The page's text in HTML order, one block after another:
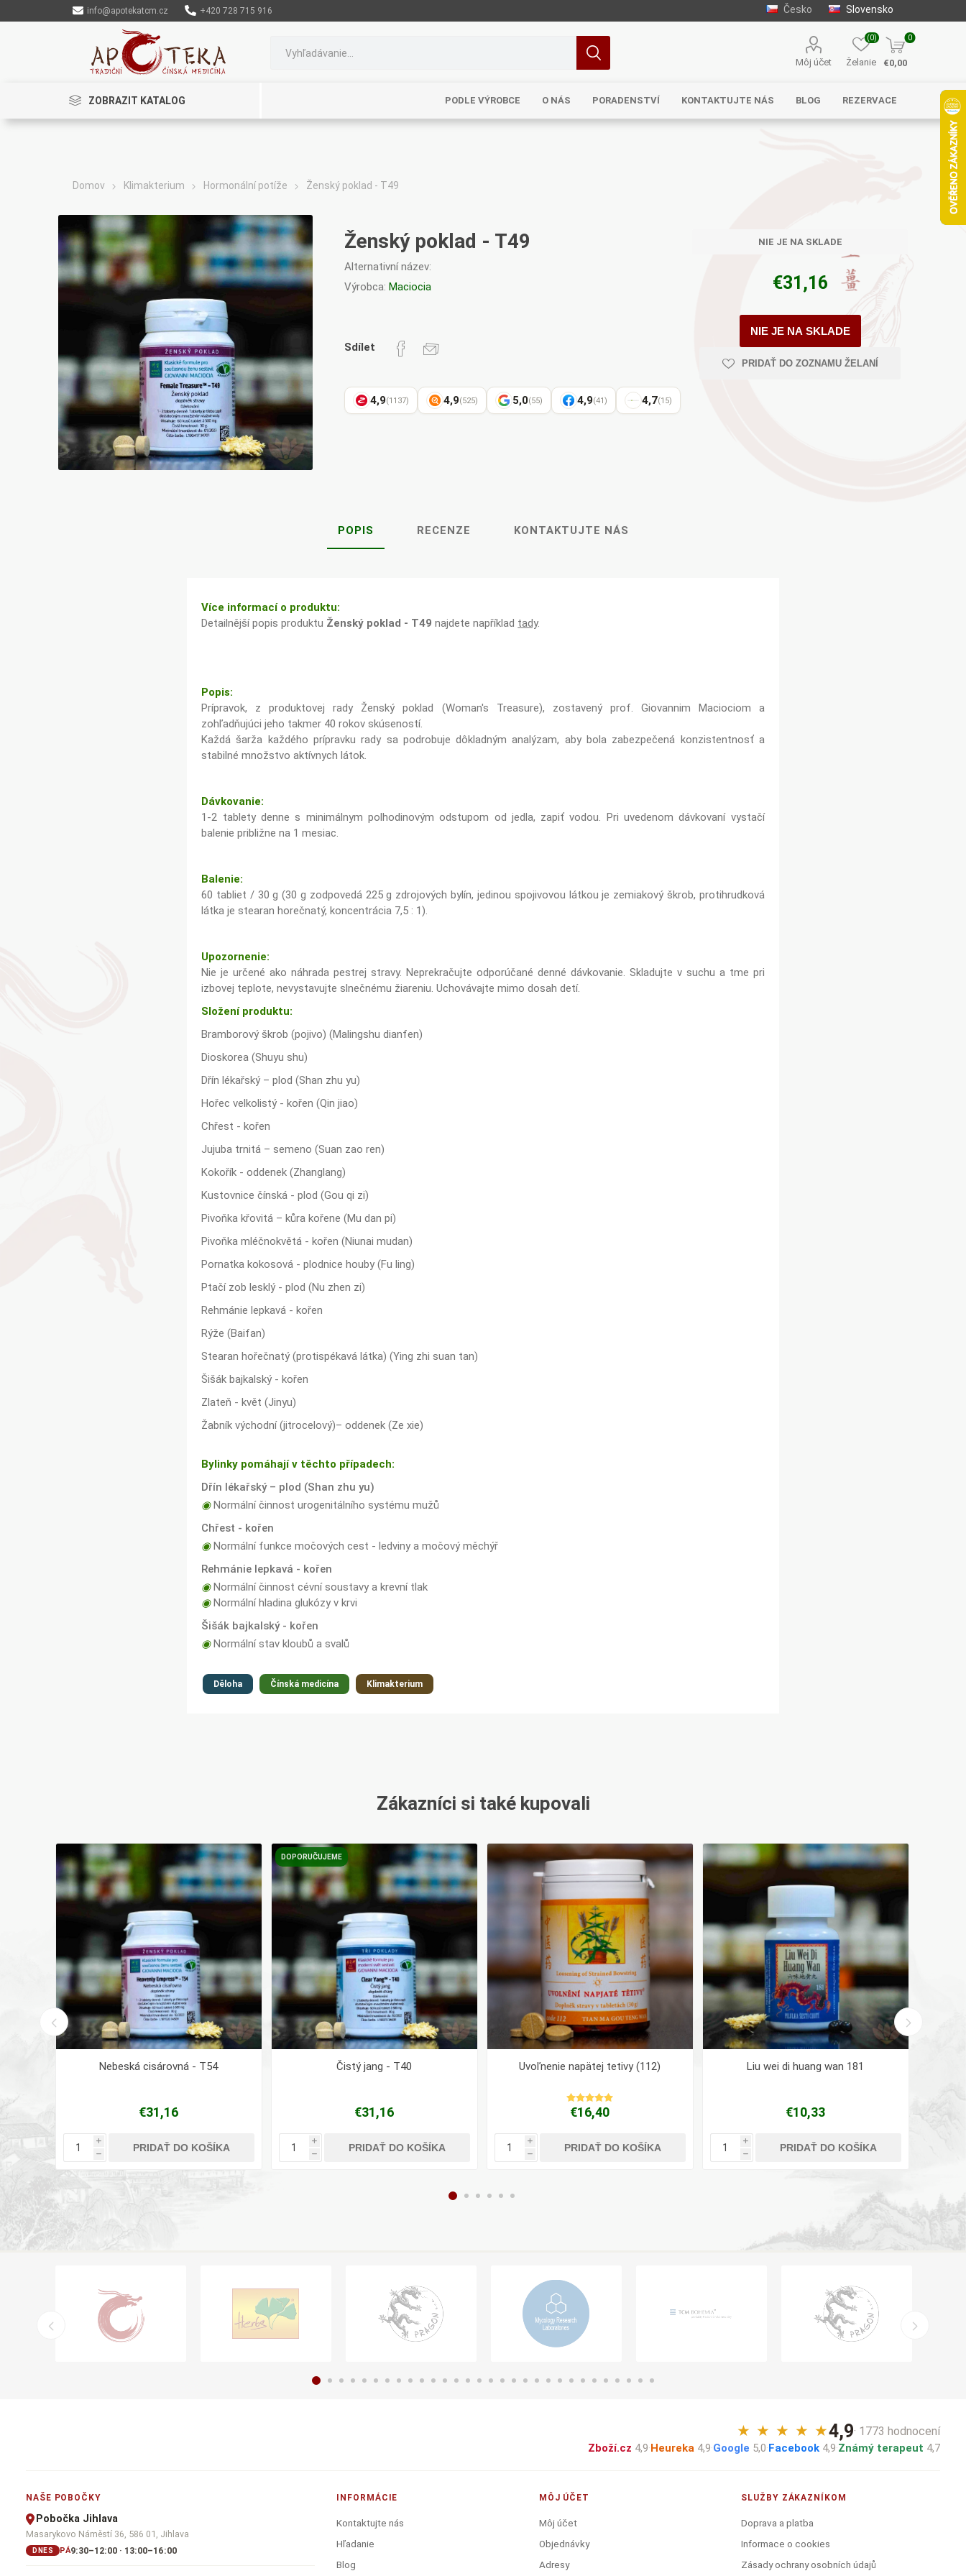
info@apotekatcm.cz +420 728 715 916 Česko Slovensko
Môj účet Želanie
(0) 0
€0,00
ZOBRAZIT KATALOG PODLE VÝROBCE
Henep Organic India
Bylinky TČM
G&G
Vitamins
Ecce Vita
s.r.o.
Lavylites
Bylinné
Lakshmi-
Korejský
Health Link
O NÁS PORADENSTVÍ KONTAKTUJTE NÁS BLOG REZERVACE
Domov Klimakterium Hormonální potíže Ženský poklad - T49
Ženský poklad - T49
Alternativní název:
Výrobca: Maciocia
Sdílet
4,9(1137) 4,9(525) 5,0(55) 4,9(41) 4,7(15)
NIE JE NA SKLADE
€31,16
NIE JE NA SKLADE
PRIDAŤ DO ZOZNAMU ŽELANÍ
POPIS RECENZE KONTAKTUJTE NÁS
Více informací o produktu:
Detailnější popis produktu Ženský poklad - T49 najdete například tady.
Popis:
Prípravok, z produktovej rady Ženský poklad (Woman's Treasure), zostavený prof. Giovannim Maciociom a
zohľadňujúci jeho takmer 40 rokov skúseností.
Každá šarža každého prípravku rady sa podrobuje dôkladným analýzam, aby bola zabezpečená konzistentnosť a
stabilné množstvo aktívnych látok.
Dávkovanie:
1-2 tablety denne s minimálnym polhodinovým odstupom od jedla, zapiť vodou. Pri uvedenom dávkovaní vystačí
balenie približne na 1 mesiac.
Balenie:
60 tabliet / 30 g (30 g zodpovedá 225 g zdrojových bylín, jedinou spojivovou látkou je zemiakový škrob, protihrudková
látka je stearan horečnatý, koncentrácia 7,5 : 1).
Upozornenie:
Nie je určené ako náhrada pestrej stravy. Neprekračujte odporúčané denné dávkovanie. Skladujte v suchu a tme pri
izbovej teplote, nevystavujte slnečnému žiareniu. Uchovávajte mimo dosah detí.
Složení produktu:
Bramborový škrob (pojivo) (Malingshu dianfen)
Dioskorea (Shuyu shu)
Dřín lékařský – plod (Shan zhu yu)
Hořec velkolistý - kořen (Qin jiao)
Chřest - kořen
Jujuba trnitá – semeno (Suan zao ren)
Kokořík - oddenek (Zhanglang)
Kustovnice čínská - plod (Gou qi zi)
Pivoňka křovitá – kůra kořene (Mu dan pi)
Pivoňka mléčnokvětá - kořen (Niunai mudan)
Pornatka kokosová - plodnice houby (Fu ling)
Ptačí zob lesklý - plod (Nu zhen zi)
Rehmánie lepkavá - kořen
Rýže (Baifan)
Stearan hořečnatý (protispékavá látka) (Ying zhi suan tan)
Šišák bajkalský - kořen
Zlateň - květ (Jinyu)
Žabník východní (jitrocelový)– oddenek (Ze xie)
Bylinky pomáhají v těchto případech:
Dřín lékařský – plod (Shan zhu yu)
◉Normální činnost urogenitálního systému mužů
Chřest - kořen
◉Normální funkce močových cest - ledviny a močový měchýř
Rehmánie lepkavá - kořen
◉Normální činnost cévní soustavy a krevní tlak
◉Normální hladina glukózy v krvi
Šišák bajkalský - kořen
◉Normální stav kloubů a svalů
Děloha Čínská medicína Klimakterium
Zákazníci si také kupovali
Nebeská cisárovná - T54
€31,16
i
h
PRIDAŤ DO KOŠÍKA
DOPORUČUJEME
Čistý jang - T40
€31,16
i
h
PRIDAŤ DO KOŠÍKA
Uvoľnenie napätej tetivy (112)
€16,40
i
h
PRIDAŤ DO KOŠÍKA
Liu wei di huang wan 181
€10,33
i
h
PRIDAŤ DO KOŠÍKA
★ ★ ★ ★ ★4,9· 1773 hodnocení
Zboží.cz 4,9·Heureka 4,9·Google 5,0·Facebook 4,9·Známý terapeut 4,7
NAŠE POBOČKY
Pobočka Jihlava
Masarykovo Náměstí 36, 586 01, Jihlava
DNES PÁ9:30–12:00 · 13:00–16:00
INFORMÁCIE
Kontaktujte nás
Hľadanie
Blog
MÔJ ÚČET
Môj účet
Objednávky
Adresy
SLUŽBY ZÁKAZNÍKOM
Doprava a platba
Informace o cookies
Zásady ochrany osobních údajů